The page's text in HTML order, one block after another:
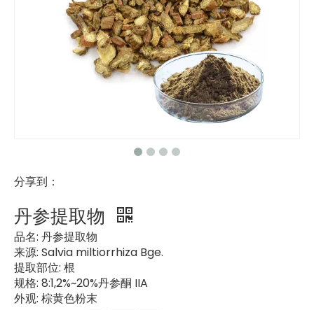
分享到：
丹参提取物
品名: 丹参提取物
来源: Salvia miltiorrhiza Bge.
提取部位: 根
规格: 8:1,2%~20%丹参酮 IIA
外观: 棕黄色粉末